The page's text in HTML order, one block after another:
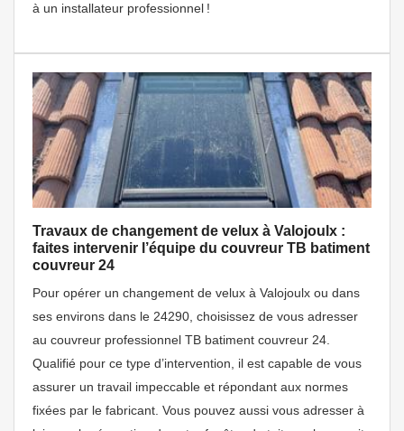
à un installateur professionnel !
Travaux de changement de velux à Valojoulx :
faites intervenir l’équipe du couvreur TB batiment
couvreur 24
Pour opérer un changement de velux à Valojoulx ou dans
ses environs dans le 24290, choisissez de vous adresser
au couvreur professionnel TB batiment couvreur 24.
Qualifié pour ce type d’intervention, il est capable de vous
assurer un travail impeccable et répondant aux normes
fixées par le fabricant. Vous pouvez aussi vous adresser à